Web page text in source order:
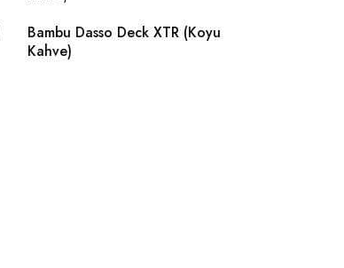
Bambu Dasso Deck XTR (Koyu
Kahve)